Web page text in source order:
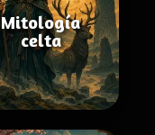
Mitología
celta